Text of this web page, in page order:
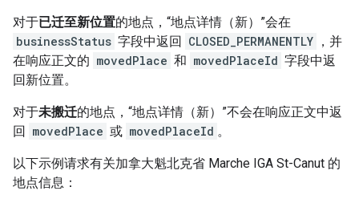
对于已迁至新位置的地点，“地点详情（新）”会在
businessStatus 字段中返回 CLOSED_PERMANENTLY ，并
在响应正文的 movedPlace 和 movedPlaceId 字段中返
回新位置。
对于未搬迁的地点，“地点详情（新）”不会在响应正文中返
回 movedPlace 或 movedPlaceId 。
以下示例请求有关加拿大魁北克省 Marche IGA St-Canut 的
地点信息：